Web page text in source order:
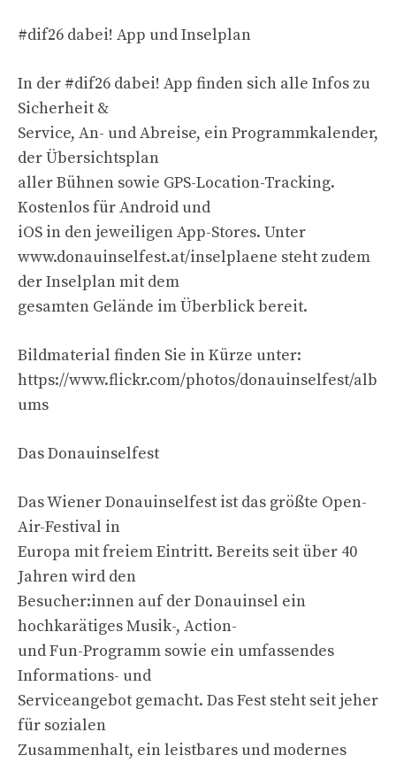
#dif26 dabei! App und Inselplan
In der #dif26 dabei! App finden sich alle Infos zu
Sicherheit &
Service, An- und Abreise, ein Programmkalender,
der Übersichtsplan
aller Bühnen sowie GPS-Location-Tracking.
Kostenlos für Android und
iOS in den jeweiligen App-Stores. Unter
www.donauinselfest.at/inselplaene steht zudem
der Inselplan mit dem
gesamten Gelände im Überblick bereit.
Bildmaterial finden Sie in Kürze unter:
https://www.flickr.com/photos/donauinselfest/alb
ums
Das Donauinselfest
Das Wiener Donauinselfest ist das größte Open-
Air-Festival in
Europa mit freiem Eintritt. Bereits seit über 40
Jahren wird den
Besucher:innen auf der Donauinsel ein
hochkarätiges Musik-, Action-
und Fun-Programm sowie ein umfassendes
Informations- und
Serviceangebot gemacht. Das Fest steht seit jeher
für sozialen
Zusammenhalt, ein leistbares und modernes